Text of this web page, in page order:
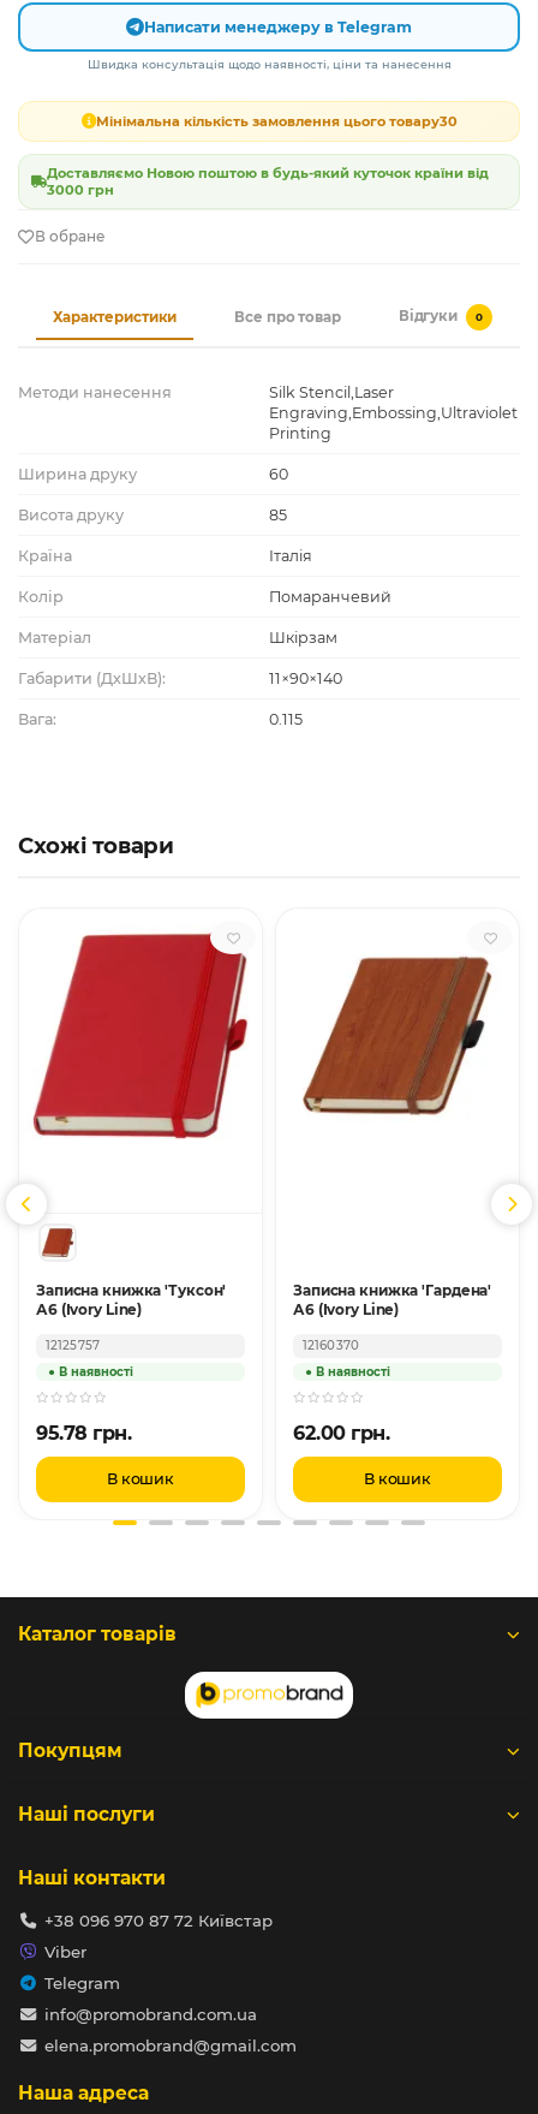
Написати менеджеру в Telegram
Швидка консультація щодо наявності, ціни та нанесення
Мінімальна кількість замовлення цього товару30
Доставляємо Новою поштою в будь-який куточок країни від
3000 грн
В обране
Характеристики Все про товар Відгуки 0
Методи нанесення
Silk Stencil,Laser
Engraving,Embossing,Ultraviolet
Printing
Ширина друку 60
Висота друку 85
Країна Італія
Колір Помаранчевий
Матеріал Шкірзам
Габарити (ДхШхВ): 11×90×140
Вага: 0.115
Схожі товари
Записна книжка 'Туксон'
А6 (Ivory Line)
12125757
95.78 грн.
В кошик
Записна книжка 'Гардена'
А6 (Ivory Line)
12160370
62.00 грн.
В кошик
Каталог товарів
Покупцям
Наші послуги
Наші контакти
+38 096 970 87 72 Київстар
Viber
Telegram
info@promobrand.com.ua
elena.promobrand@gmail.com
Наша адреса